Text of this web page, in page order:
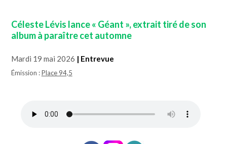
Céleste Lévis lance « Géant », extrait tiré de son
album à paraître cet automne
Mardi 19 mai 2026 | Entrevue
Émission :Place 94,5